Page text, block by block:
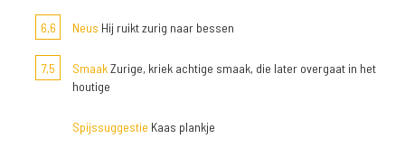
6,6 Neus Hij ruikt zurig naar bessen
7,5 SmaakZurige, kriek achtige smaak, die later overgaat in het
houtige
Spijssuggestie Kaas plankje